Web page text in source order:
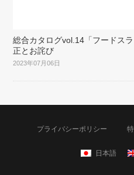
総合カタログvol.14「フードス
正とお詫び
2023年07月06日
プライバシーポリシー
日本語